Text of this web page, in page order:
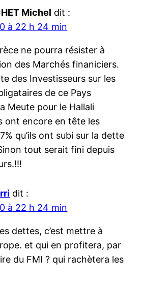
Michel dit :
à 22 h 24 min
ne pourra résister à
des Marchés finaniciers.
des Investisseurs sur les
de ce Pays
Meute pour le Hallali
ont encore en tête les
qu’ils ont subi sur la dette
tout serait fini depuis
dit :
à 22 h 24 min
dettes, c’est mettre à
et qui en profitera, par
du FMI ? qui rachètera les